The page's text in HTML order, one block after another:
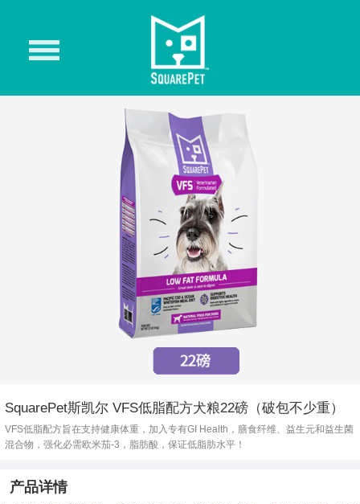
SquarePet斯凯尔 VFS低脂配方犬粮22磅（破包不少重）
VFS低脂配方旨在支持健康体重，加入专有GI Health，膳食纤维、益生元和益生菌
混合物，强化必需欧米茄-3，脂肪酸，保证低脂肪水平！
产品详情